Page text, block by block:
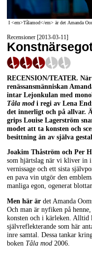
I <em>Tålamod</em> är det Amanda
Recensioner [2013-03-11]
RECENSION/TEATER. När
renässansmänniskan
intar Lejonkulan med
Tåla mod i regi av Lena
det innerligt och på allvar.
grips Louise Lagerström
modet att ta konsten och
besittning än av själva
Joakim Thåström och Per
som hjärtslag när vi kliver in
vernissage och ett sista
en pava vin utgör den
manliga egon, ogenerat
Men här är det Amanda
Och man är nyfiken på
konsten och i kärleken. Alltid
självreflekterande som här
inre samtal. Dessa tankar
boken Tåla mod 2006.